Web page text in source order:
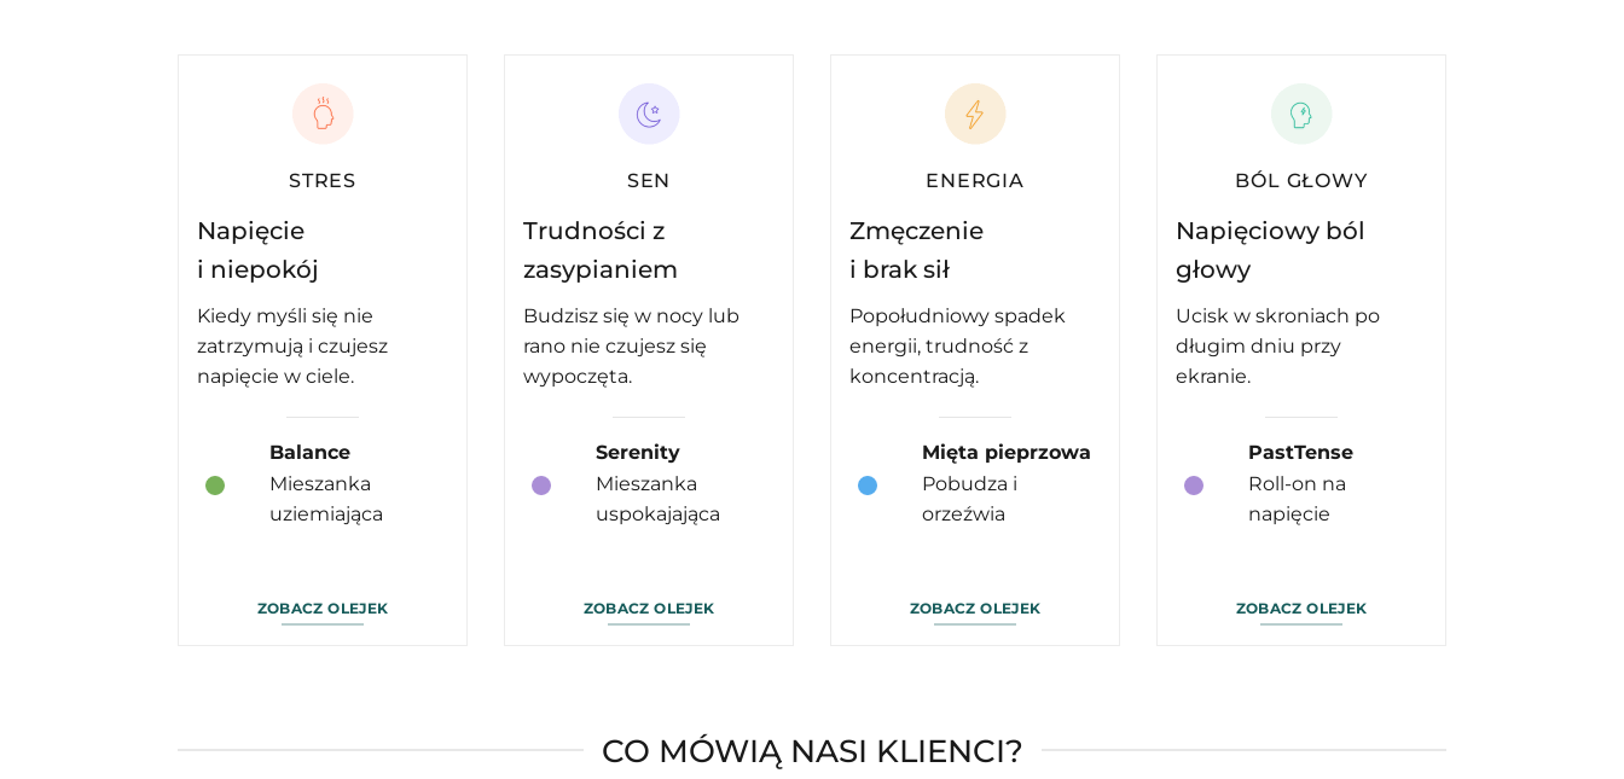
STRES
Napięcie
i niepokój
Kiedy myśli się nie
zatrzymują i czujesz
napięcie w ciele.
Balance
Mieszanka
uziemiająca
ZOBACZ OLEJEK
SEN
Trudności z
zasypianiem
Budzisz się w nocy lub
rano nie czujesz się
wypoczęta.
Serenity
Mieszanka
uspokajająca
ZOBACZ OLEJEK
ENERGIA
Zmęczenie
i brak sił
Popołudniowy spadek
energii, trudność z
koncentracją.
Mięta pieprzowa
Pobudza i
orzeźwia
ZOBACZ OLEJEK
BÓL GŁOWY
Napięciowy ból
głowy
Ucisk w skroniach po
długim dniu przy
ekranie.
PastTense
Roll-on na
napięcie
ZOBACZ OLEJEK
CO MÓWIĄ NASI KLIENCI?